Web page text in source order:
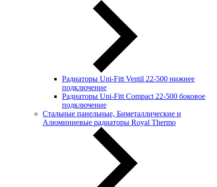
Радиаторы Uni-Fitt Ventil 22-500 нижнее
подключение
Радиаторы Uni-Fitt Compact 22-500 боковое
подключение
Стальные панельные, Биметаллические и
Алюминиевые радиаторы Royal Thermo